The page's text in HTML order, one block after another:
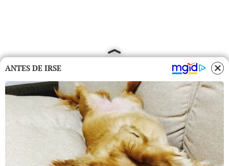
ANTES DE IRSE